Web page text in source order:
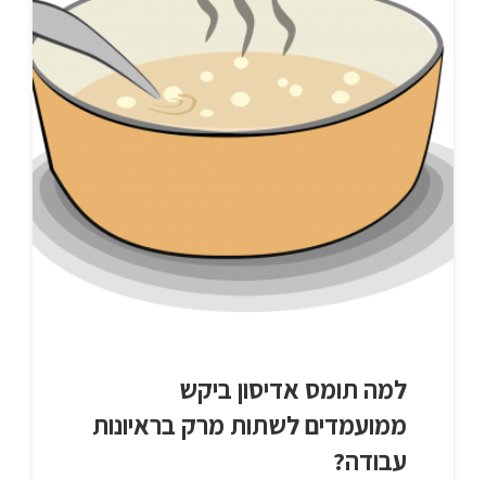
למה תומס אדיסון ביקש
ממועמדים לשתות מרק בראיונות
עבודה?